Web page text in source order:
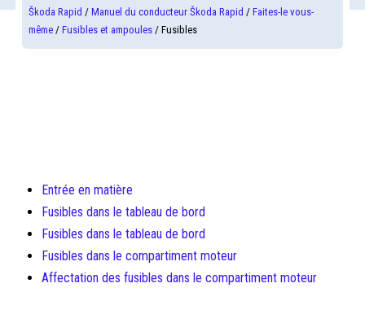
Škoda Rapid /Manuel du conducteur Škoda Rapid /Faites-le vous-
même /Fusibles et ampoules / Fusibles
Entrée en matière
Fusibles dans le tableau de bord
Fusibles dans le tableau de bord
Fusibles dans le compartiment moteur
Affectation des fusibles dans le compartiment moteur